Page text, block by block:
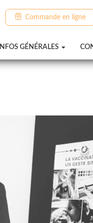
Commande en ligne
INFOS GÉNÉRALES